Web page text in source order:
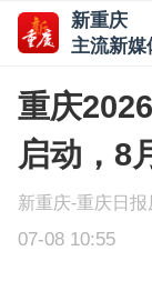
新重庆
主流新媒
重庆
启动，8
新重庆-重庆日报
07-08 10:55